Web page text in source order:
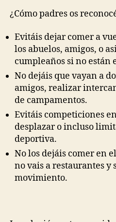
¿Cómo padres os
Evitáis dejar comer a
los abuelos, amigos, o
cumpleaños si no están
No dejáis que vayan a
amigos, realizar
de campamentos.
Evitáis competiciones
desplazar o incluso
deportiva.
No los dejáis comer en
no vais a restaurantes y
movimiento.